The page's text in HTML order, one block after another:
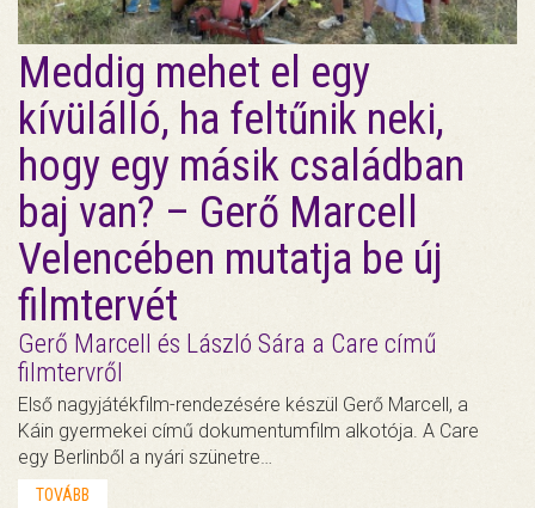
Meddig mehet el egy
kívülálló, ha feltűnik neki,
hogy egy másik családban
baj van? – Gerő Marcell
Velencében mutatja be új
filmtervét
Gerő Marcell és László Sára a Care című
filmtervről
Első nagyjátékfilm-rendezésére készül Gerő Marcell, a
Káin gyermekei című dokumentumfilm alkotója. A Care
egy Berlinből a nyári szünetre…
TOVÁBB